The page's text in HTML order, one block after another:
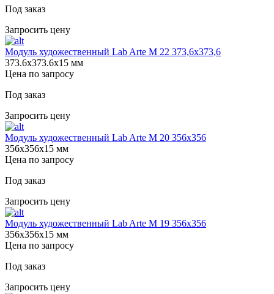
Под заказ
Запросить цену
Модуль художественный Lab Arte М 22 373,6х373,6
373.6х373.6х15 мм
Цена по запросу
Под заказ
Запросить цену
Модуль художественный Lab Arte М 20 356х356
356х356х15 мм
Цена по запросу
Под заказ
Запросить цену
Модуль художественный Lab Arte М 19 356х356
356х356х15 мм
Цена по запросу
Под заказ
Запросить цену